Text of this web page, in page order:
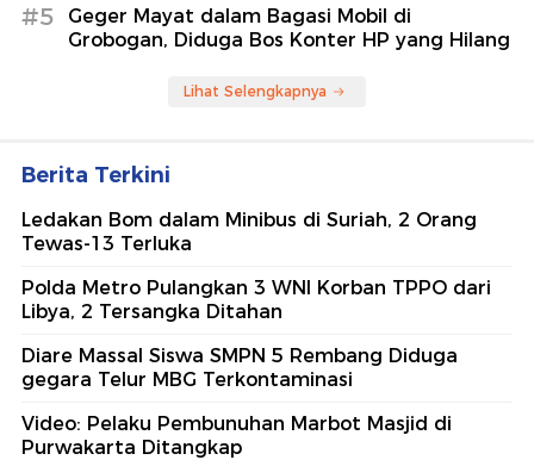
#5
Geger Mayat dalam Bagasi Mobil di
Grobogan, Diduga Bos Konter HP yang Hilang
Lihat Selengkapnya
Berita Terkini
Ledakan Bom dalam Minibus di Suriah, 2 Orang
Tewas-13 Terluka
Polda Metro Pulangkan 3 WNI Korban TPPO dari
Libya, 2 Tersangka Ditahan
Diare Massal Siswa SMPN 5 Rembang Diduga
gegara Telur MBG Terkontaminasi
Video: Pelaku Pembunuhan Marbot Masjid di
Purwakarta Ditangkap